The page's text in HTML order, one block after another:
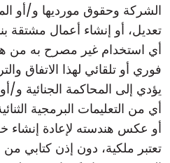
الشركة وحقوق مورديها و/أو
تعديل، أو إنشاء أعمال مشتقة
أي استخدام غير مصرح به من
فوري أو تلقائي لهذا الاتفاق
يؤدي إلى المحاكمة الجنائية و/
أي من التعليمات البرمجية
أو عكس هندسته لإعادة إنشاء
تعتبر ملكية، دون إذن كتابي